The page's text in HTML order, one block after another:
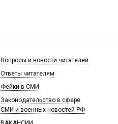
Вопросы и новости читателей
Ответы читателям
Фейки в СМИ
Законодательство в сфере
СМИ и военных новостей РФ